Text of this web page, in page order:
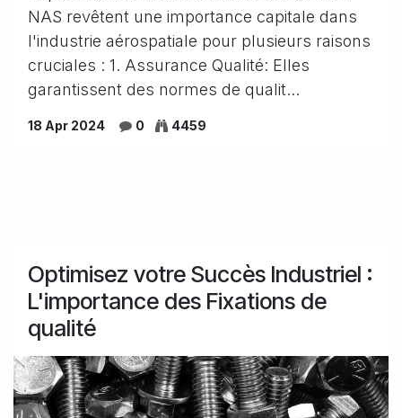
NAS revêtent une importance capitale dans
l'industrie aérospatiale pour plusieurs raisons
cruciales : 1. Assurance Qualité: Elles
garantissent des normes de qualit...
18 Apr 2024 0 4459
Optimisez votre Succès Industriel :
L'importance des Fixations de
qualité